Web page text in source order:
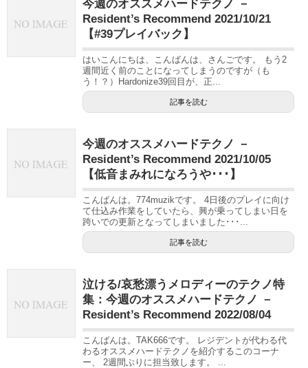
今週のオススメハードテクノ －
Resident’s Recommend 2021/10/21
【#39プレイバック】
はいこんにちは、こんばんは、さんごです。 もう2
週間近く前のことになってしまうのですが（も
う！？）Hardonize39回目が、正...
記事を読む
今週のオススメハードテクノ －
Resident’s Recommend 2021/10/05
【低音まみれになろうや･･･】
こんばんは。774muzikです。 4日後のプレイに向け
て仕込み作業をしていたら、興が乗ってしまい日を
跨いでの更新となってしまいました･･･...
記事を読む
泣ける/哀愁漂うメロディーのテクノ特
集：今週のオススメハードテクノ －
Resident’s Recommend 2022/08/04
こんばんは。TAK666です。 レジデントが代わる代
わるオススメハードテクノを紹介するこのコーナ
ー、 2週間ぶりに担当致します。 ...